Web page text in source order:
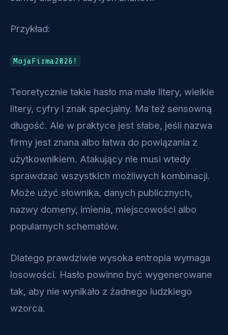
Przykład:
MojaFirma2026!
Teoretycznie takie hasło ma małe litery, wielkie
litery, cyfry i znak specjalny. Ma też sensowną
długość. Ale w praktyce jest słabe, jeśli nazwa
firmy jest znana albo łatwa do powiązania z
użytkownikiem. Atakujący nie musi wtedy
sprawdzać wszystkich możliwych kombinacji.
Może użyć słownika, danych publicznych,
nazwy domeny, imienia, miejscowości albo
popularnych schematów.
Dlatego prawdziwie wysoka entropia wymaga
losowości. Hasło powinno być wygenerowane
tak, aby nie wynikało z żadnego ludzkiego
wzorca.